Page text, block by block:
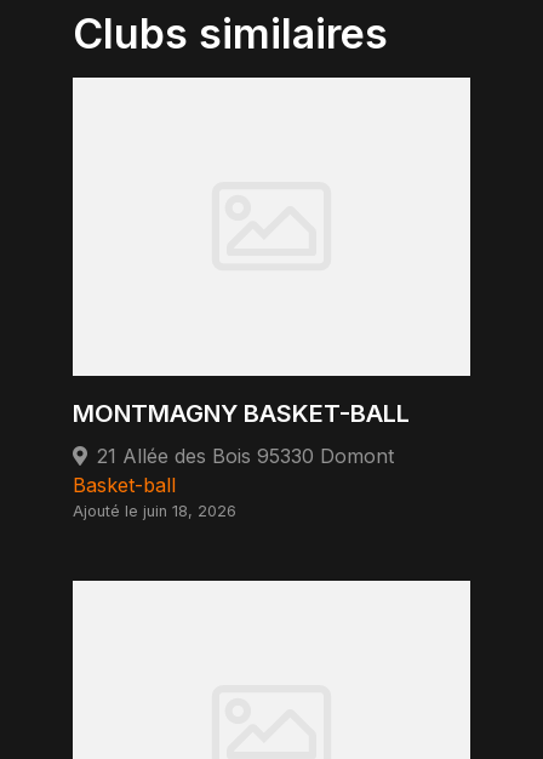
Clubs similaires
MONTMAGNY BASKET-BALL
21 Allée des Bois 95330 Domont
Basket-ball
Ajouté le juin 18, 2026